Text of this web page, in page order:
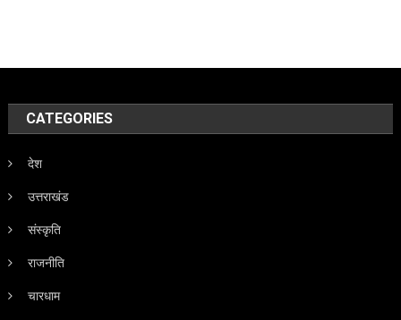
CATEGORIES
देश
उत्तराखंड
संस्कृति
राजनीति
चारधाम